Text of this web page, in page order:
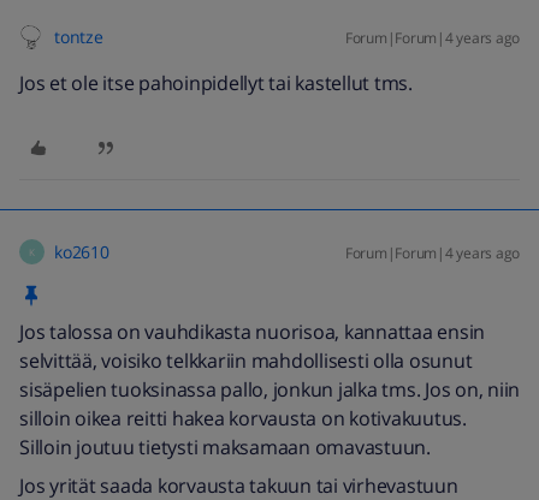
tontze Forum|Forum|4 years ago
Jos et ole itse pahoinpidellyt tai kastellut tms.
K ko2610 Forum|Forum|4 years ago
Jos talossa on vauhdikasta nuorisoa, kannattaa ensin
selvittää, voisiko telkkariin mahdollisesti olla osunut
sisäpelien tuoksinassa pallo, jonkun jalka tms. Jos on, niin
silloin oikea reitti hakea korvausta on kotivakuutus.
Silloin joutuu tietysti maksamaan omavastuun.
Jos yrität saada korvausta takuun tai virhevastuun